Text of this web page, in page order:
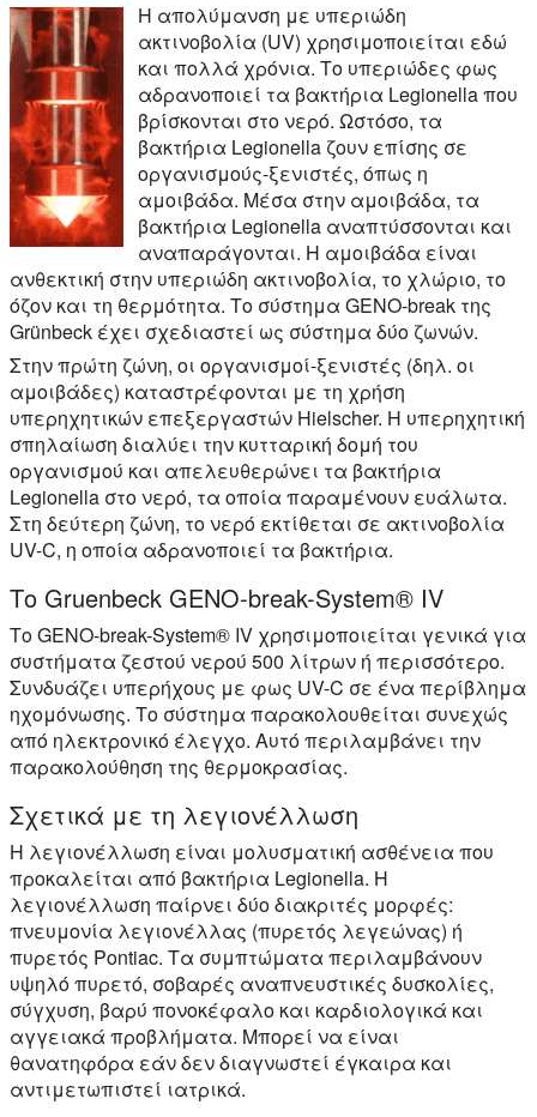
Η απολύμανση με υπεριώδη
ακτινοβολία (UV) χρησιμοποιείται εδώ
και πολλά χρόνια. Το υπεριώδες φως
αδρανοποιεί τα βακτήρια Legionella που
βρίσκονται στο νερό. Ωστόσο, τα
βακτήρια Legionella ζουν επίσης σε
οργανισμούς-ξενιστές, όπως η
αμοιβάδα. Μέσα στην αμοιβάδα, τα
βακτήρια Legionella αναπτύσσονται και
αναπαράγονται. Η αμοιβάδα είναι
ανθεκτική στην υπεριώδη ακτινοβολία, το χλώριο, το
όζον και τη θερμότητα. Το σύστημα GENO-break της
Grünbeck έχει σχεδιαστεί ως σύστημα δύο ζωνών.
Στην πρώτη ζώνη, οι οργανισμοί-ξενιστές (δηλ. οι
αμοιβάδες) καταστρέφονται με τη χρήση
υπερηχητικών επεξεργαστών Hielscher. Η υπερηχητική
σπηλαίωση διαλύει την κυτταρική δομή του
οργανισμού και απελευθερώνει τα βακτήρια
Legionella στο νερό, τα οποία παραμένουν ευάλωτα.
Στη δεύτερη ζώνη, το νερό εκτίθεται σε ακτινοβολία
UV-C, η οποία αδρανοποιεί τα βακτήρια.
Το Gruenbeck GENO-break-System® IV
Το GENO-break-System® IV χρησιμοποιείται γενικά για
συστήματα ζεστού νερού 500 λίτρων ή περισσότερο.
Συνδυάζει υπερήχους με φως UV-C σε ένα περίβλημα
ηχομόνωσης. Το σύστημα παρακολουθείται συνεχώς
από ηλεκτρονικό έλεγχο. Αυτό περιλαμβάνει την
παρακολούθηση της θερμοκρασίας.
Σχετικά με τη λεγιονέλλωση
Η λεγιονέλλωση είναι μολυσματική ασθένεια που
προκαλείται από βακτήρια Legionella. Η
λεγιονέλλωση παίρνει δύο διακριτές μορφές:
πνευμονία λεγιονέλλας (πυρετός λεγεώνας) ή
πυρετός Pontiac. Τα συμπτώματα περιλαμβάνουν
υψηλό πυρετό, σοβαρές αναπνευστικές δυσκολίες,
σύγχυση, βαρύ πονοκέφαλο και καρδιολογικά και
αγγειακά προβλήματα. Μπορεί να είναι
θανατηφόρα εάν δεν διαγνωστεί έγκαιρα και
αντιμετωπιστεί ιατρικά.